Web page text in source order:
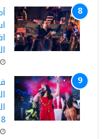
8 آلاف متفرجا